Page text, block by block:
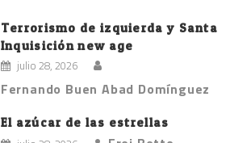
Terrorismo de izquierda y Santa
Inquisición new age
julio 28, 2026
Fernando Buen Abad Domínguez
El azúcar de las estrellas